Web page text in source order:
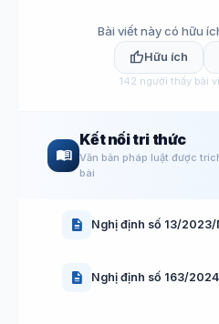
Bài viết này có hữu
thumb_upHữu ích
142 người thấy bài
menu_book
Kết nối tri thức
Văn bản pháp luật được
bài
description
description